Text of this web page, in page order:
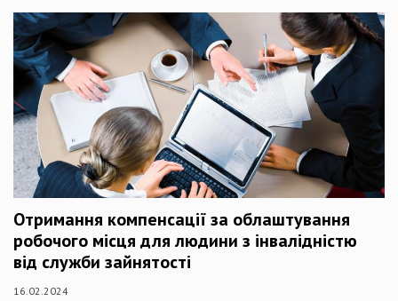
Отримання компенсації за облаштування
робочого місця для людини з інвалідністю
від служби зайнятості
16.02.2024